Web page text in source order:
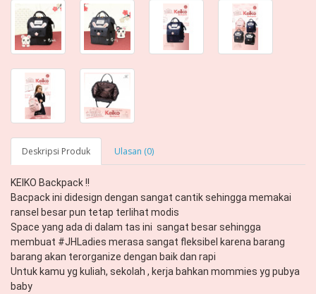
Deskripsi Produk Ulasan (0)
KEIKO Backpack !!
Bacpack ini didesign dengan sangat cantik sehingga memakai
ransel besar pun tetap terlihat modis
Space yang ada di dalam tas ini  sangat besar sehingga
membuat #JHLadies merasa sangat fleksibel karena barang
barang akan terorganize dengan baik dan rapi
Untuk kamu yg kuliah, sekolah , kerja bahkan mommies yg pubya
baby